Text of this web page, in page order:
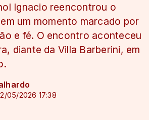
Ignacio reencontrou o
um momento marcado por
e fé. O encontro aconteceu
diante da Villa Barberini, em
05/2026 17:38